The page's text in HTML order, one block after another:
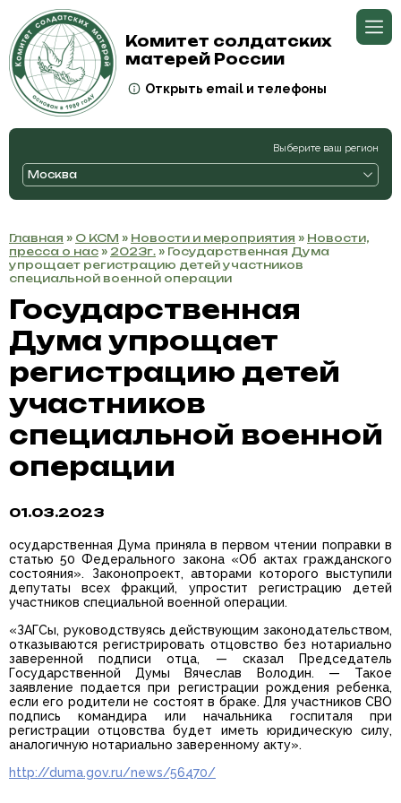
Комитет солдатских
матерей России
Открыть email и телефоны
Выберите ваш регион
Москва
Главная » О КСМ » Новости и мероприятия » Новости,
пресса о нас » 2023г. » Государственная Дума
упрощает регистрацию детей участников
специальной военной операции
Государственная
Дума упрощает
регистрацию детей
участников
специальной военной
операции
01.03.2023
осударственная Дума приняла в первом чтении поправки в
статью 50 Федерального закона «Об актах гражданского
состояния». Законопроект, авторами которого выступили
депутаты всех фракций, упростит регистрацию детей
участников специальной военной операции.
«ЗАГСы, руководствуясь действующим законодательством,
отказываются регистрировать отцовство без нотариально
заверенной подписи отца, — сказал Председатель
Государственной Думы Вячеслав Володин. — Такое
заявление подается при регистрации рождения ребенка,
если его родители не состоят в браке. Для участников СВО
подпись командира или начальника госпиталя при
регистрации отцовства будет иметь юридическую силу,
аналогичную нотариально заверенному акту».
http://duma.gov.ru/news/56470/